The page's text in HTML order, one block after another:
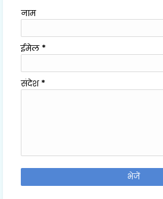
नाम
ईमेल *
संदेश *